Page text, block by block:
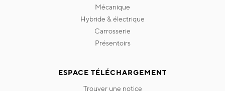
mécanique
hybride & électrique
carrosserie
présentoirs
ESPACE TÉLÉCHARGEMENT
trouver une notice